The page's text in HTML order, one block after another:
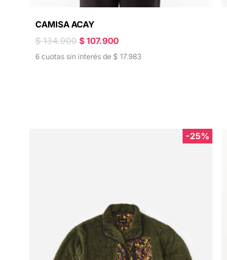
CAMISA ACAY
$ 134.900 $ 107.900
6 cuotas sin interés de $ 17.983
-25%